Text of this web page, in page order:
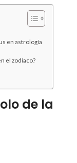
en astrología
el zodíaco?
de la